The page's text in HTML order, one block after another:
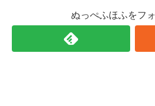
ぬっぺふほふをフ